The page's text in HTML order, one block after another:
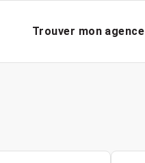
Trouver mon agence